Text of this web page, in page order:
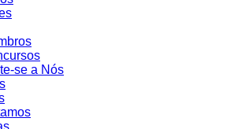
se a Nós